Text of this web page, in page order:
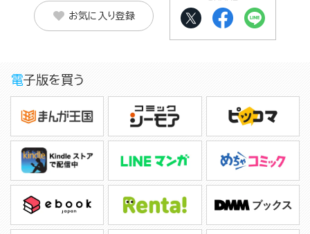
お気に入り登録
電子版を買う